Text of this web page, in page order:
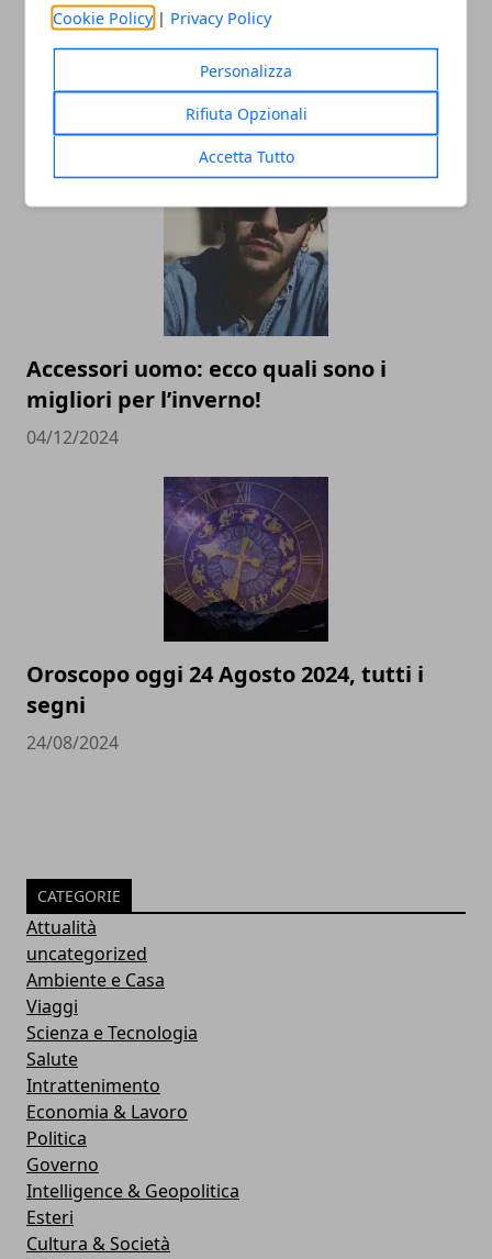
Cookie Policy | Privacy Policy
Personalizza
Rifiuta Opzionali
Accetta Tutto
L’universo Harry Potter: libri, film,
mostre e serie TV, tutte le versioni del
mondo fantasy più noto al mondo
02/09/2025
Accessori uomo: ecco quali sono i
migliori per l’inverno!
04/12/2024
Oroscopo oggi 24 Agosto 2024, tutti i
segni
24/08/2024
CATEGORIE
Attualità
uncategorized
Ambiente e Casa
Viaggi
Scienza e Tecnologia
Salute
Intrattenimento
Economia & Lavoro
Politica
Governo
Intelligence & Geopolitica
Esteri
Cultura & Società